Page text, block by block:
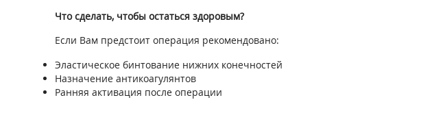
Что сделать, чтобы остаться здоровым?
Если Вам предстоит операция рекомендовано:
Эластическое бинтование нижних конечностей
Назначение антикоагулянтов
Ранняя активация после операции